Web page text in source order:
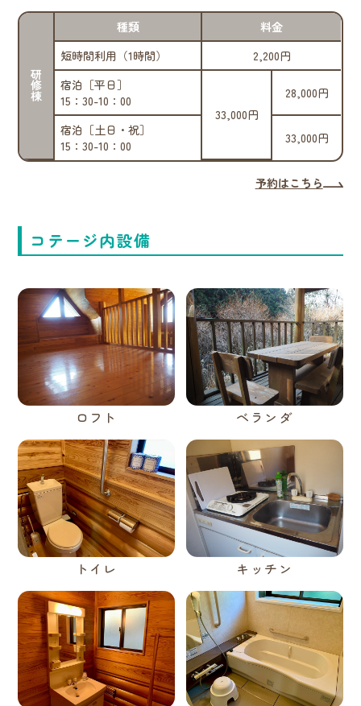
研修棟
種類
料金
短時間利用（1時間）
2,200円
宿泊［平日］
15：30-10：00
33,000円
28,000円
宿泊［土日・祝］
15：30-10：00
33,000円
予約はこちら
コテージ内設備
ロフト ベランダ
トイレ キッチン